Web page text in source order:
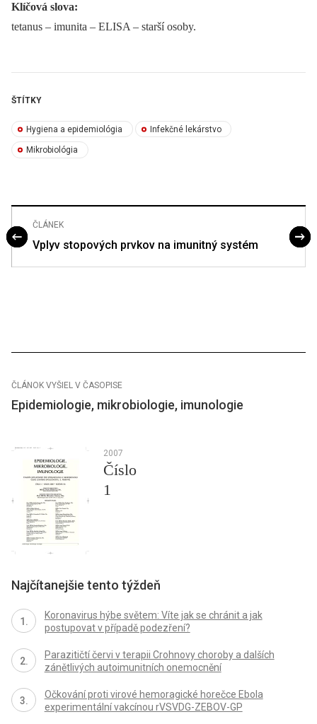
Klíčová slova:
tetanus –⁠ imunita –⁠ ELISA –⁠ starší osoby.
ŠTÍTKY
Hygiena a epidemiológia Infekčné lekárstvo
Mikrobiológia
ČLÁNEK
Vplyv stopových prvkov na imunitný systém
ČLÁNOK VYŠIEL V ČASOPISE
Epidemiologie, mikrobiologie, imunologie
2007
Číslo
1
Najčítanejšie tento týždeň
Koronavirus hýbe světem: Víte jak se chránit a jak
postupovat v případě podezření?
Parazitičtí červi v terapii Crohnovy choroby a dalších
zánětlivých autoimunitních onemocnění
Očkování proti virové hemoragické horečce Ebola
experimentální vakcínou rVSVDG-ZEBOV-GP